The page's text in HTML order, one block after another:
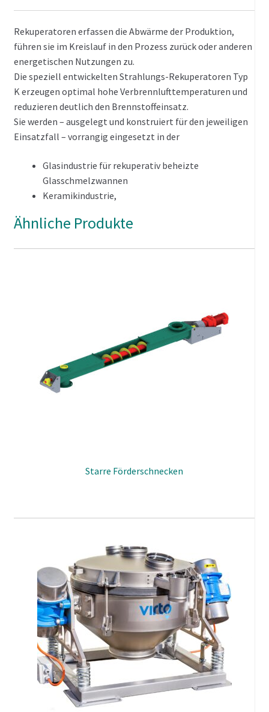
Rekuperatoren erfassen die Abwärme der Produktion,
führen sie im Kreislauf in den Prozess zurück oder anderen
energetischen Nutzungen zu.
Die speziell entwickelten Strahlungs-Rekuperatoren Typ
K erzeugen optimal hohe Verbrennlufttemperaturen und
reduzieren deutlich den Brennstoffeinsatz.
Sie werden – ausgelegt und konstruiert für den jeweiligen
Einsatzfall – vorrangig eingesetzt in der
Glasindustrie für rekuperativ beheizte
Glasschmelzwannen
Keramikindustrie,
energieintensiven Industriebereichen.
Ähnliche Produkte
Starre Förderschnecken